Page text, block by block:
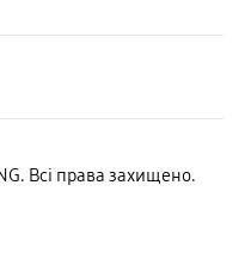
Всі права захищено.